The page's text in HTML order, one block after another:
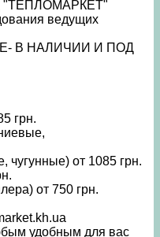
ведущих
В НАЛИЧИИ И ПОД
грн.
чугунные) от 1085 грн.
от 750 грн.
удобным для вас